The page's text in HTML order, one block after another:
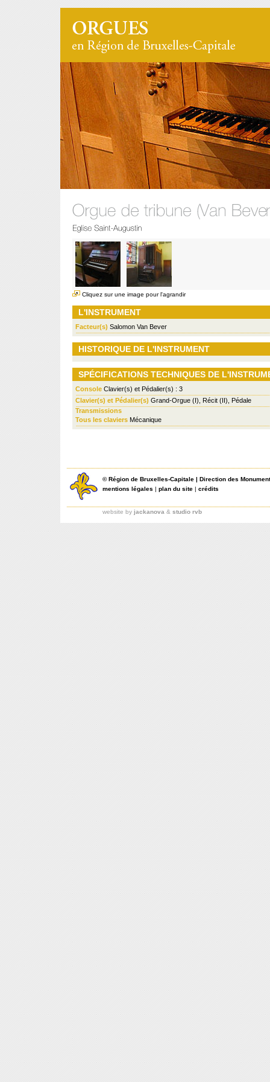
Cliquez sur une image pour l'agrandir
L'INSTRUMENT
Facteur(s) Salomon Van Bever
HISTORIQUE DE L'INSTRUMENT
SPÉCIFICATIONS TECHNIQUES DE
Console Clavier(s) et Pédalier(s) : 3
Clavier(s) et Pédalier(s) Grand-Orgue (I), Récit (II), Pédale
Transmissions
Tous les claviers Mécanique
©Région de Bruxelles-Capitale | Direction des
mentions légales | plan du site | crédits
website by jackanova & studio rvb